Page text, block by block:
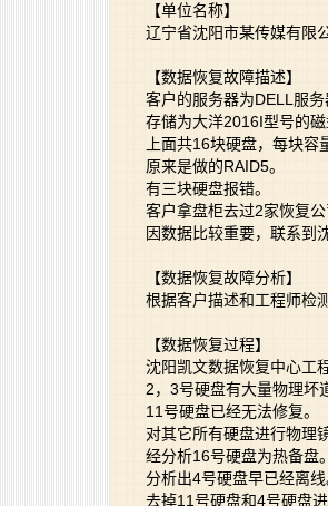
【单位名称】
辽宁省沈阳市某传媒有限
【数据恢复故障描述】
客户的服务器为DELL服务
存储为大洋2016I型号的磁
上面共16块硬盘，每块容
原来是做的RAID5。
有三块硬盘报错。
客户拿盘柜去过2家恢复
因数据比较重要，联系到
【数据恢复故障分析】
根据客户描述和工程师检
【数据恢复过程】
沈阳凯文数据恢复中心工
2，3号硬盘有大量物理坏
11号硬盘已经无法修复。
对其它所有硬盘进行物理
经分析16号硬盘为热备盘
分析出4号硬盘早已经离线
去掉11号硬盘和4号硬盘进